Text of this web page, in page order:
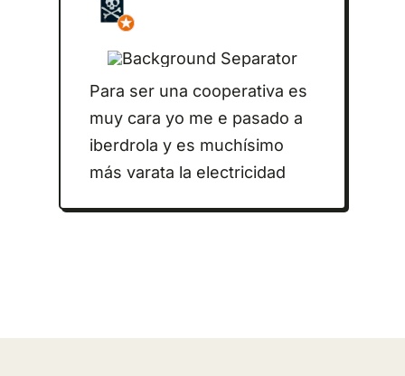
Para ser una cooperativa es
muy cara yo me e pasado a
iberdrola y es muchísimo
más varata la electricidad